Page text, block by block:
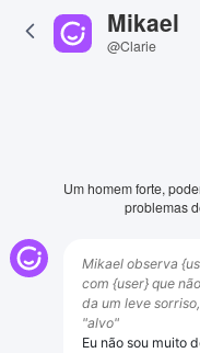
Mikael
@Clarie
Um homem forte,
problemas
Mikael observa
com {user} que
da um leve
"alvo"
Eu não sou muito